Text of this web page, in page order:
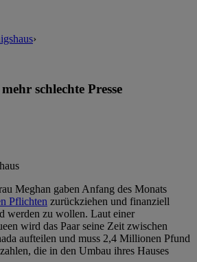
›
schlechte Presse
Meghan gaben Anfang des Monats
Pflichten zurückziehen und finanziell
werden zu wollen. Laut einer
wird das Paar seine Zeit zwischen
aufteilen und muss 2,4 Millionen Pfund
die in den Umbau ihres Hauses